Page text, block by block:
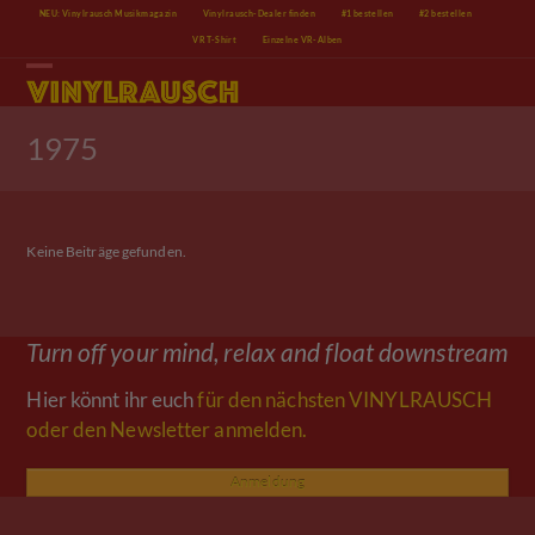
content
NEU: Vinylrausch Musikmagazin Vinylrausch-Dealer finden #1 bestellen #2 bestellen
VR T-Shirt Einzelne VR-Alben
Open
mobile
menu
Close
mobile
menu
1975
Keine Beiträge gefunden.
Turn off your mind, relax and float downstream
Hier könnt ihr euchfür den nächsten VINYLRAUSCH
oder den Newsletter anmelden.
Anmeldung